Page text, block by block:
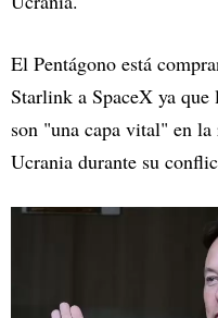
El Pentágono está
Starlink a SpaceX ya
son "una capa vital" en
Ucrania durante su